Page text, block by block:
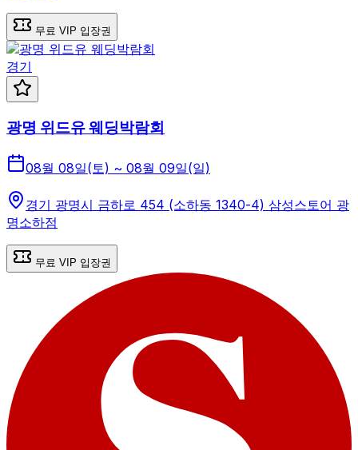
무료 VIP 입장권
경기
광명 위드유 웨딩박람회
08월 08일(토) ~ 08월 09일(일)
경기 광명시 금하로 454 (소하동 1340-4) 삼성스토어 광
명소하점
무료 VIP 입장권